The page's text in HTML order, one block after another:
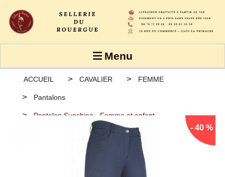
Menu
ACCUEIL CAVALIER FEMME
Pantalons
Pantalon Sunshine - Femme et enfant
- 40 %